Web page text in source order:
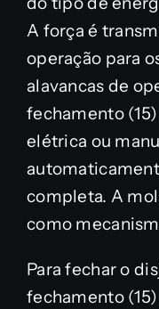
A força é
operação para
alavancas de
fechamento
elétrica ou
completa. A
como
Para fechar o
fechamento